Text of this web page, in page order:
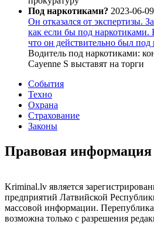
Под наркотиками? 2023-06-
Он отказался от экспертизы.
как если бы под наркотиками.
что он действительно был под
Водитель под наркотиками:
Cayenne S выставят на торги
События
Техно
Охрана
Страхование
Законы
Правовая информация
Kriminal.lv является
предприятий Латвийской
массовой информации.
возможна только с разрешения